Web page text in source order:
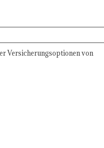
Versicherungsoptionen von